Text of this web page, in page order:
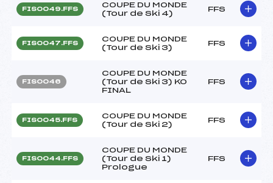
FIS0049.FFS
COUPE DU MONDE
(Tour de Ski 4)
FFS
FIS0047.FFS
COUPE DU MONDE
(Tour de Ski 3)
FFS
FIS0046
COUPE DU MONDE
(Tour de Ski 3) KO
FINAL
FFS
FIS0045.FFS
COUPE DU MONDE
(Tour de Ski 2)
FFS
FIS0044.FFS
COUPE DU MONDE
(Tour de Ski 1)
Prologue
FFS